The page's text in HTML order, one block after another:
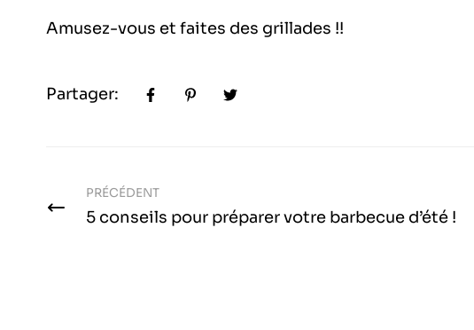
Amusez-vous et faites des grillades !!
Partager:
PRÉCÉDENT
5 conseils pour préparer votre barbecue d’été !